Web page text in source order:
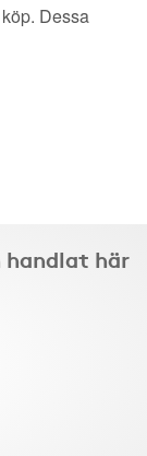
Dessa
handlat här